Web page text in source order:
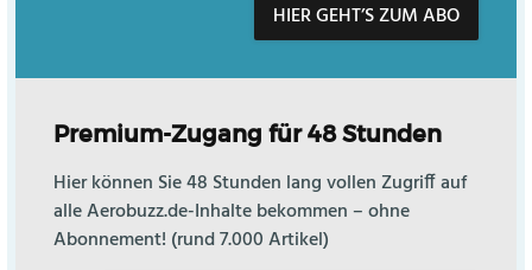
HIER GEHT’S ZUM ABO
Premium-Zugang für 48 Stunden
Hier können Sie 48 Stunden lang vollen Zugriff auf
alle Aerobuzz.de-Inhalte bekommen – ohne
Abonnement! (rund 7.000 Artikel)